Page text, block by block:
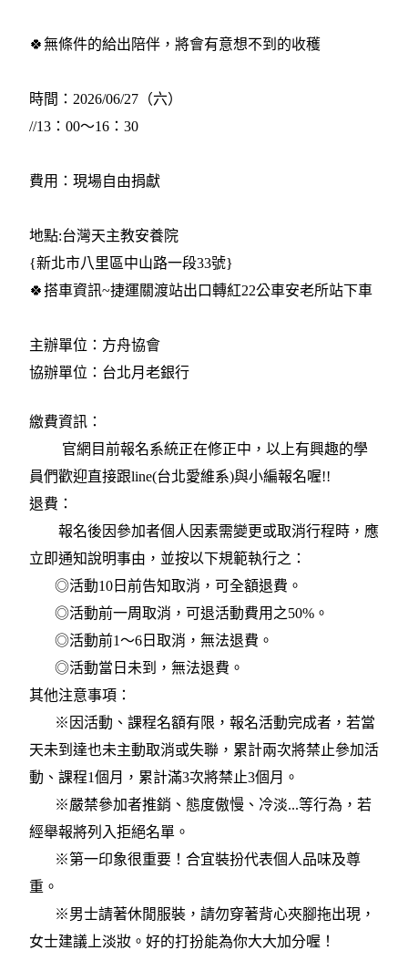
🍀無條件的給出陪伴，將會有意想不到的收穫
時間：2026/06/27（六）
//13：00～16：30
費用：現場自由捐獻
地點:台灣天主教安養院
{新北市八里區中山路一段33號}
🍀搭車資訊~捷運關渡站出口轉紅22公車安老所站下車
主辦單位：方舟協會
協辦單位：台北月老銀行
繳費資訊：
官網目前報名系統正在修正中，以上有興趣的學
員們歡迎直接跟line(台北愛維系)與小編報名喔!!
退費：
報名後因參加者個人因素需變更或取消行程時，應
立即通知說明事由，並按以下規範執行之：
◎活動10日前告知取消，可全額退費。
◎活動前一周取消，可退活動費用之50%。
◎活動前1～6日取消，無法退費。
◎活動當日未到，無法退費。
其他注意事項：
※因活動、課程名額有限，報名活動完成者，若當
天未到達也未主動取消或失聯，累計兩次將禁止參加活
動、課程1個月，累計滿3次將禁止3個月。
※嚴禁參加者推銷、態度傲慢、冷淡...等行為，若
經舉報將列入拒絕名單。
※第一印象很重要！合宜裝扮代表個人品味及尊
重。
※男士請著休閒服裝，請勿穿著背心夾腳拖出現，
女士建議上淡妝。好的打扮能為你大大加分喔！